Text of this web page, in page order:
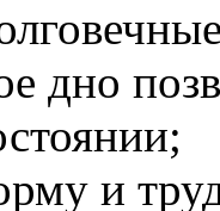
дно
и